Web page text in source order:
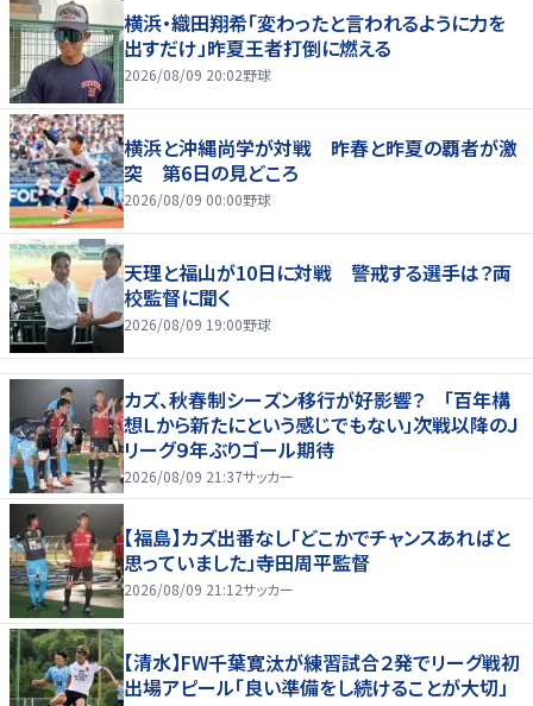
横浜・織田翔希「変わったと言われるように力を
出すだけ」昨夏王者打倒に燃える
2026/08/09 20:02野球
横浜と沖縄尚学が対戦 昨春と昨夏の覇者が激
突 第6日の見どころ
2026/08/09 00:00野球
天理と福山が10日に対戦 警戒する選手は？両
校監督に聞く
2026/08/09 19:00野球
カズ、秋春制シーズン移行が好影響？ 「百年構
想Ｌから新たにという感じでもない」次戦以降のＪ
リーグ９年ぶりゴール期待
2026/08/09 21:37サッカー
【福島】カズ出番なし「どこかでチャンスあればと
思っていました」寺田周平監督
2026/08/09 21:12サッカー
【清水】FW千葉寛汰が練習試合２発でリーグ戦初
出場アピール「良い準備をし続けることが大切」